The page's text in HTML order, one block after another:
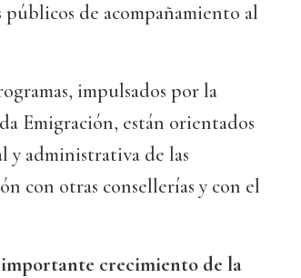
de acompañamiento al
impulsados por la
Emigración, están orientados
y administrativa de las
con otras consellerías y con el
crecimiento de la